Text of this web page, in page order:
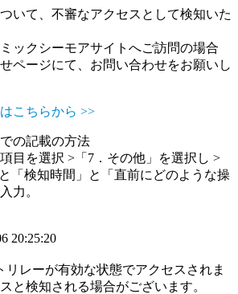
いて、不審なアクセスとして検知いた
ックシーモアサイトへご訪問の場合
ページにて、お問い合わせをお願いし
こちらから >>
の記載の方法
目を選択 >「7．その他」を選択し >
「検知時間」と「直前にどのような操
力。
20:25:20
レーが有効な状態でアクセスされま
と検知される場合がございます。